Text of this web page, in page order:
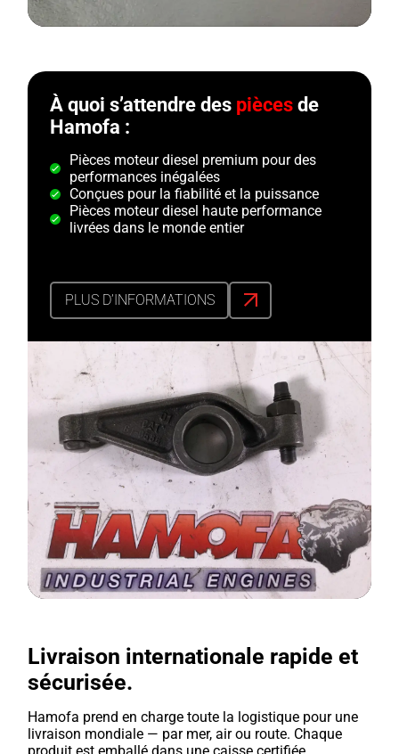
À quoi s’attendre des piècesde
Hamofa :
Pièces moteur diesel premium pour des
performances inégalées
Conçues pour la fiabilité et la puissance
Pièces moteur diesel haute performance
livrées dans le monde entier
PLUS D’INFORMATIONS
Livraison internationale rapide et
sécurisée.
Hamofa prend en charge toute la logistique pour une
livraison mondiale — par mer, air ou route. Chaque